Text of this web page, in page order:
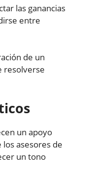
las ganancias
entre
de un
resolverse
un apoyo
los asesores de
un tono